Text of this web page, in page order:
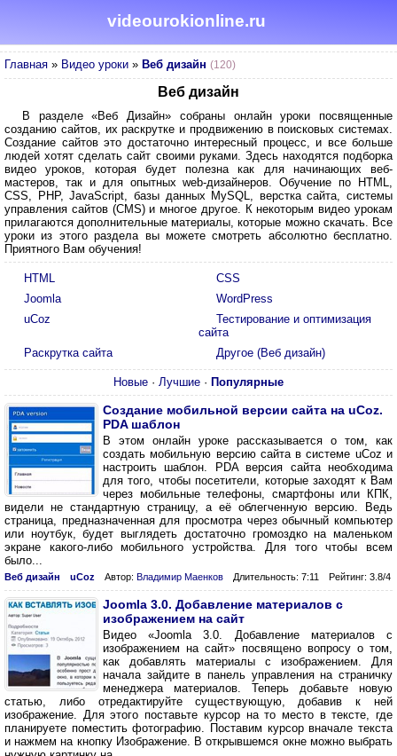
videourokionline.ru
Главная » Видео уроки » Веб дизайн (120)
Веб дизайн
В разделе «Веб Дизайн» собраны онлайн уроки посвященные
созданию сайтов, их раскрутке и продвижению в поисковых системах.
Создание сайтов это достаточно интересный процесс, и все больше
людей хотят сделать сайт своими руками. Здесь находятся подборка
видео уроков, которая будет полезна как для начинающих веб-
мастеров, так и для опытных web-дизайнеров. Обучение по HTML,
CSS, PHP, JavaScript, базы данных MySQL, верстка сайта, системы
управления сайтов (CMS) и многое другое. К некоторым видео урокам
прилагаются дополнительные материалы, которые можно скачать. Все
уроки из этого раздела вы можете смотреть абсолютно бесплатно.
Приятного Вам обучения!
HTML
CSS
Joomla
WordPress
uCoz
Тестирование и оптимизация
сайта
Раскрутка сайта
Другое (Веб дизайн)
Новые · Лучшие · Популярные
Создание мобильной версии сайта на uCoz.
PDA шаблон
В этом онлайн уроке рассказывается о том, как
создать мобильную версию сайта в системе uCoz и
настроить шаблон. PDA версия сайта необходима
для того, чтобы посетители, которые заходят к Вам
через мобильные телефоны, смартфоны или КПК,
видели не стандартную страницу, а её облегченную версию. Ведь
страница, предназначенная для просмотра через обычный компьютер
или ноутбук, будет выглядеть достаточно громоздко на маленьком
экране какого-либо мобильного устройства. Для того чтобы всем
было...
Веб дизайн uCoz Автор: Владимир Маенков Длительность: 7:11 Рейтинг: 3.8/4
Joomla 3.0. Добавление материалов с
изображением на сайт
Видео «Joomla 3.0. Добавление материалов с
изображением на сайт» посвящено вопросу о том,
как добавлять материалы с изображением. Для
начала зайдите в панель управления на страничку
менеджера материалов. Теперь добавьте новую
статью, либо отредактируйте существующую, добавив к ней
изображение. Для этого поставьте курсор на то место в тексте, где
планируете поместить фотографию. Поставим курсор вначале текста
и нажмем на кнопку Изображение. В открывшемся окне можно выбрать